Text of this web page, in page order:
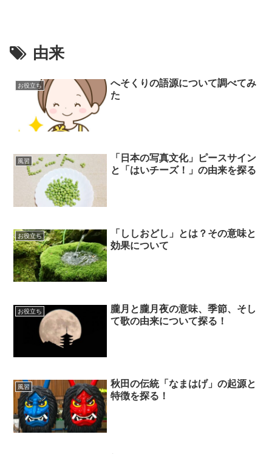
由来
お役立ち
へそくりの語源について調べてみ
た
風習
「日本の写真文化」ピースサイン
と「はいチーズ！」の由来を探る
お役立ち
「ししおどし」とは？その意味と
効果について
お役立ち
朧月と朧月夜の意味、季節、そし
て歌の由来について探る！
風習
秋田の伝統「なまはげ」の起源と
特徴を探る！